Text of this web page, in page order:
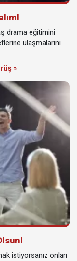
drama eğitimini
ulaşmalarını
»
istiyorsanız onları